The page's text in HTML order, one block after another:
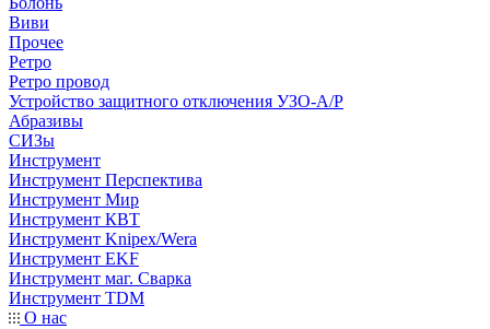
Виви
Прочее
Ретро
Ретро провод
Устройство защитного отключения УЗО-А/Р
Абразивы
СИЗы
Инструмент
Инструмент Перспектива
Инструмент Мир
Инструмент КВТ
Инструмент Knipex/Wera
Инструмент EKF
Инструмент маг. Сварка
Инструмент TDM
О нас